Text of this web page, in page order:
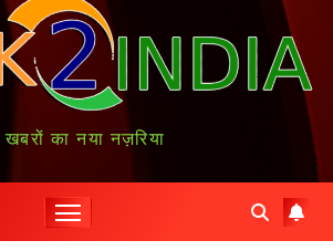
खबरों का नया नज़रिया